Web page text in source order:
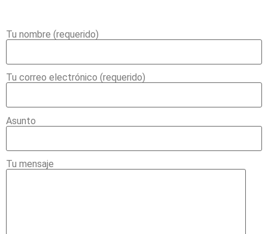
Tu nombre (requerido)
Tu correo electrónico (requerido)
Asunto
Tu mensaje